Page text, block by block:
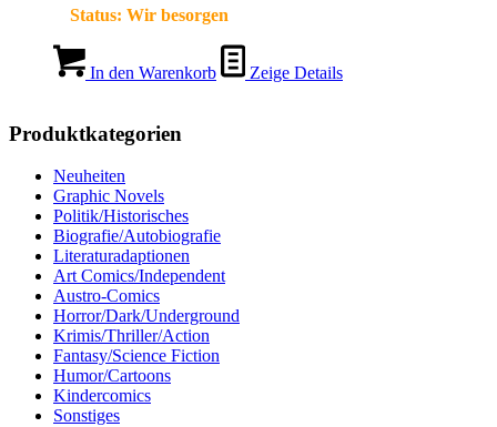
Status: Wir besorgen
In den Warenkorb Zeige Details
Produktkategorien
Neuheiten
Graphic Novels
Politik/Historisches
Biografie/Autobiografie
Literaturadaptionen
Art Comics/Independent
Austro-Comics
Horror/Dark/Underground
Krimis/Thriller/Action
Fantasy/Science Fiction
Humor/Cartoons
Kindercomics
Sonstiges